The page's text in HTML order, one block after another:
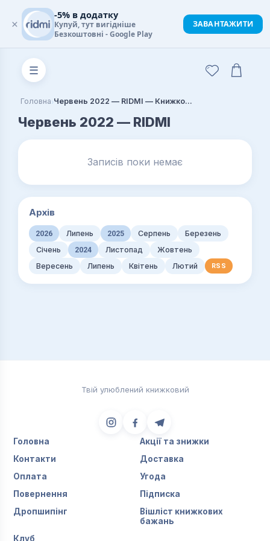
☰
Головна› Червень 2022 — RIDMI — Книжковий блог
Червень 2022 — RIDMI
Записів поки немає
Архів
2026 Липень 2025 Серпень
Березень
Січень
2024 Листопад
Жовтень
Вересень
Липень Квітень Лютий RSS
Твій улюблений книжковий
Головна
Акції та знижки
Контакти
Доставка
Оплата
Угода
Повернення
Підписка
Дропшипінг
Вішліст книжкових
бажань
Клуб
×
-5% в додатку
Купуй, тут вигідніше
Безкоштовні - Google Play
ЗАВАНТАЖИТИ